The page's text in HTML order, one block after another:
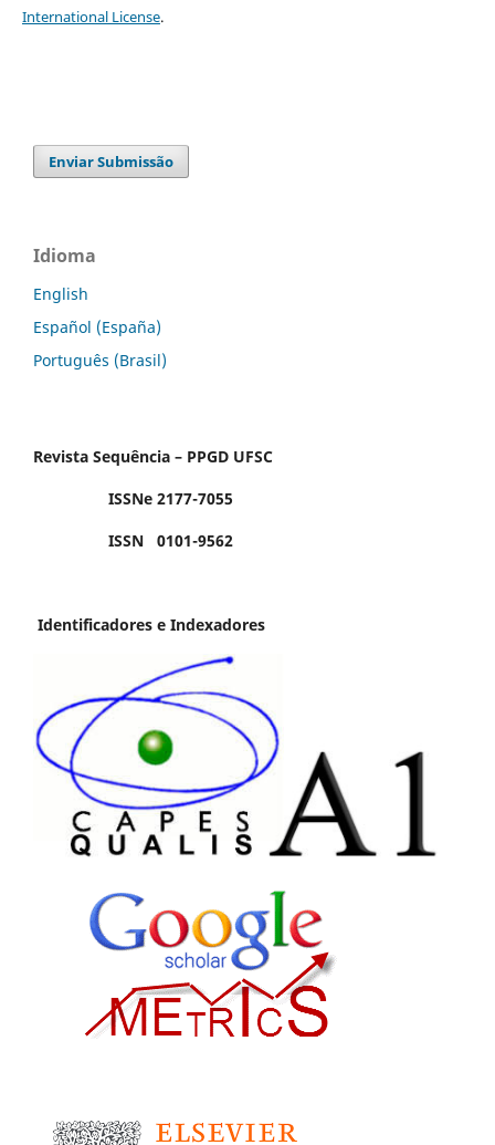
International License.
Enviar Submissão
Idioma
English
Español (España)
Português (Brasil)
Revista Sequência – PPGD UFSC
ISSNe 2177-7055
ISSN 0101-9562
Identificadores e Indexadores